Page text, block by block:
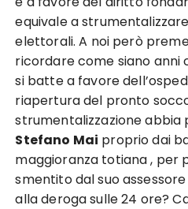
equivale a
elettorali. A noi però
ricordare come siano anni
si batte a favore
riapertura del pronto
strumentalizzazione abbia
Stefano Mai proprio dai
maggioranza totiana , per
smentito dal suo assessore
alla deroga sulle 24 ore?